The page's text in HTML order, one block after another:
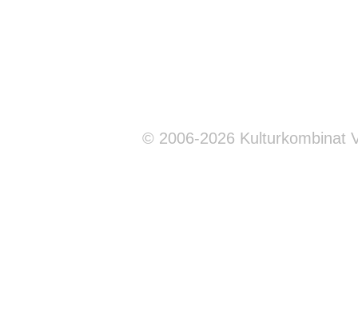
© 2006-2026